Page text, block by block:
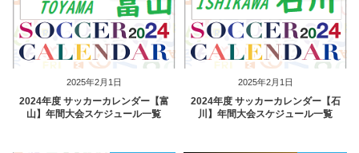
2025年2月1日
2024年度 サッカーカレンダー【富
山】年間大会スケジュール一覧
2025年2月1日
2024年度 サッカーカレンダー【石
川】年間大会スケジュール一覧